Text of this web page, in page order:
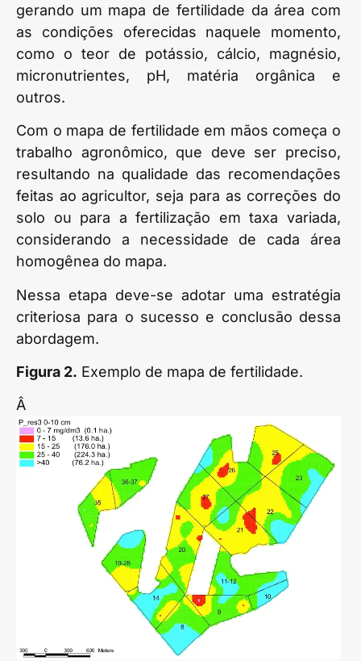
gerando um mapa de fertilidade da área com
as condições oferecidas naquele momento,
como o teor de potássio, cálcio, magnésio,
micronutrientes, pH, matéria orgânica e
outros.
Com o mapa de fertilidade em mãos começa o
trabalho agronômico, que deve ser preciso,
resultando na qualidade das recomendações
feitas ao agricultor, seja para as correções do
solo ou para a fertilização em taxa variada,
considerando a necessidade de cada área
homogênea do mapa.
Nessa etapa deve-se adotar uma estratégia
criteriosa para o sucesso e conclusão dessa
abordagem.
Figura 2. Exemplo de mapa de fertilidade.
Â